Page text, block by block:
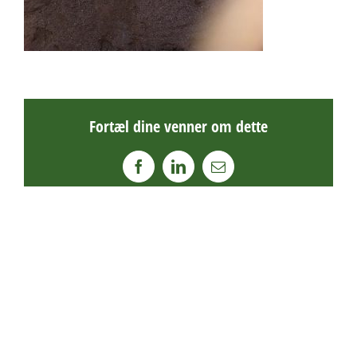
Fortæl dine venner om dette
FacebookLinkedIn
E-
mail